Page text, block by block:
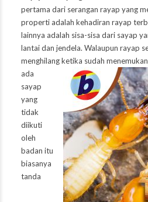
pertama dari serangan rayap yang
properti adalah kehadiran rayap
lainnya adalah sisa-sisa dari sayap
lantai dan jendela. Walaupun rayap
menghilang ketika sudah
ada
sayap
yang
tidak
diikuti
oleh
badan itu
biasanya
tanda